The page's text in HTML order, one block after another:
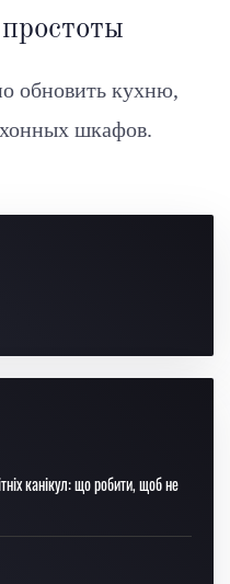
обновить кухню,
шкафов.
канікул: що робити, щоб не